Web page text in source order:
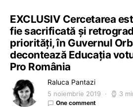
EXCLUSIV Cercetarea
fie sacrificată și
priorități, în Guvernul
decontează Educația
Pro România
Raluca Pantazi
5 noiembrie 2019 3
One comment